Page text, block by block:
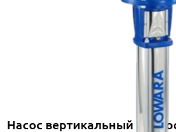
Насос вертикальный